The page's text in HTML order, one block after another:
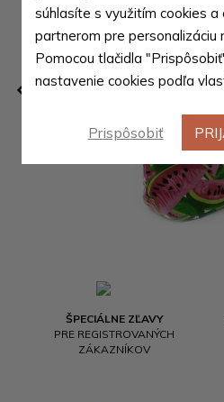
ŠPECIÁLNE ZĽAVY
PRE REGISTROVANÝCH
ZÁKAZNÍKOV
súhlasíte s využitím cookies a
partnerom pre personalizáciu
Pomocou tlačidla
nastavenie cookies podľa
Prispôsobiť